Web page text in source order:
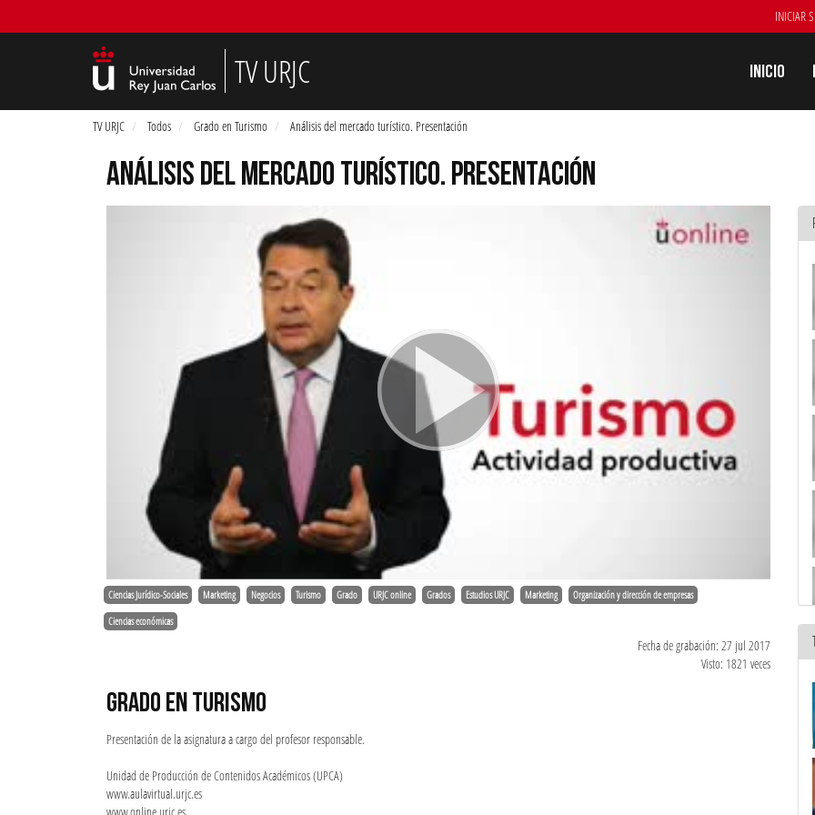
INICIAR
TV URJC Inicio
TV URJC Todos Grado en Turismo Análisis del mercado turístico. Presentación
ANÁLISIS DEL MERCADO TURÍSTICO. PRESENTACIÓN
Ciencias Jurídico-Sociales Marketing Negocios Turismo Grado URJC online Grados Estudios URJC Marketing Organización y dirección de empresas
Ciencias económicas
Fecha de grabación: 27 jul 2017
Visto: 1821 veces
GRADO EN TURISMO
Presentación de la asignatura a cargo del profesor responsable.
Unidad de Producción de Contenidos Académicos (UPCA)
www.aulavirtual.urjc.es
www.online.urjc.es